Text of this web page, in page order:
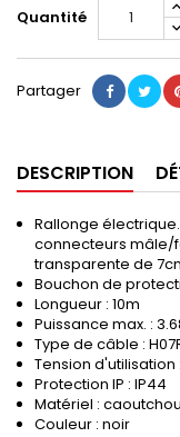
Quantité
Partager
DESCRIPTION
Rallonge
connecteurs mâle/
transparente de
Bouchon de
Longueur : 10m
Puissance max. :
Type de câble :
Tension d'utilisation
Protection IP : IP44
Matériel :
Couleur : noir